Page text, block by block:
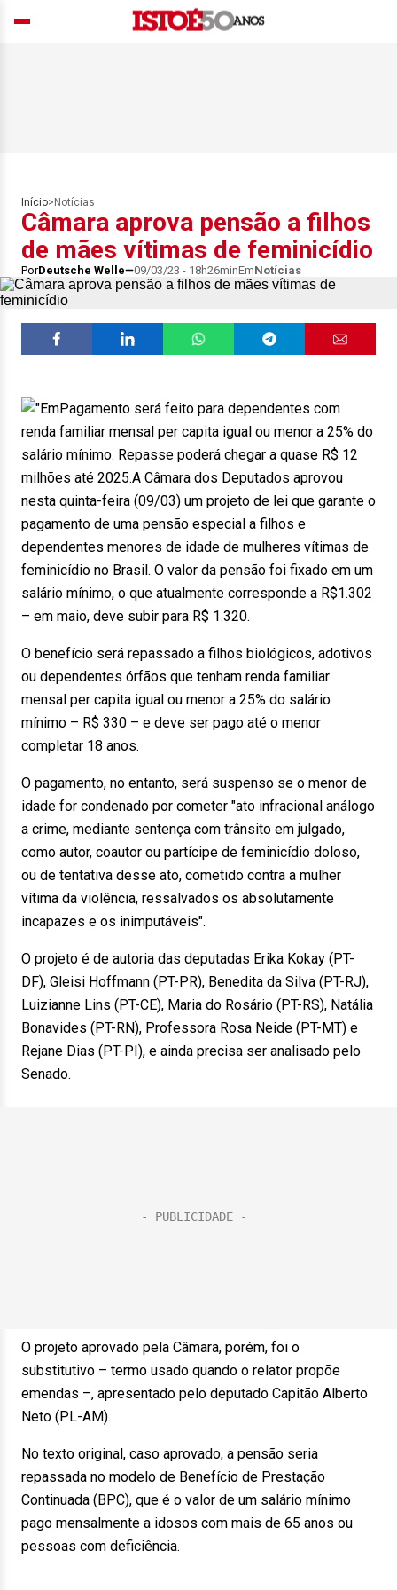
Início> Notícias
Câmara aprova pensão a filhos
de mães vítimas de feminicídio
PorDeutsche Welle 09/03/23 - 18h26minEmNotícias
Pagamento será feito para dependentes com
renda familiar mensal per capita igual ou menor a 25% do
salário mínimo. Repasse poderá chegar a quase R$ 12
milhões até 2025.A Câmara dos Deputados aprovou
nesta quinta-feira (09/03) um projeto de lei que garante o
pagamento de uma pensão especial a filhos e
dependentes menores de idade de mulheres vítimas de
feminicídio no Brasil. O valor da pensão foi fixado em um
salário mínimo, o que atualmente corresponde a R$1.302
– em maio, deve subir para R$ 1.320.
O benefício será repassado a filhos biológicos, adotivos
ou dependentes órfãos que tenham renda familiar
mensal per capita igual ou menor a 25% do salário
mínimo – R$ 330 – e deve ser pago até o menor
completar 18 anos.
O pagamento, no entanto, será suspenso se o menor de
idade for condenado por cometer "ato infracional análogo
a crime, mediante sentença com trânsito em julgado,
como autor, coautor ou partícipe de feminicídio doloso,
ou de tentativa desse ato, cometido contra a mulher
vítima da violência, ressalvados os absolutamente
incapazes e os inimputáveis".
O projeto é de autoria das deputadas Erika Kokay (PT-
DF), Gleisi Hoffmann (PT-PR), Benedita da Silva (PT-RJ),
Luizianne Lins (PT-CE), Maria do Rosário (PT-RS), Natália
Bonavides (PT-RN), Professora Rosa Neide (PT-MT) e
Rejane Dias (PT-PI), e ainda precisa ser analisado pelo
Senado.
O projeto aprovado pela Câmara, porém, foi o
substitutivo – termo usado quando o relator propõe
emendas –, apresentado pelo deputado Capitão Alberto
Neto (PL-AM).
No texto original, caso aprovado, a pensão seria
repassada no modelo de Benefício de Prestação
Continuada (BPC), que é o valor de um salário mínimo
pago mensalmente a idosos com mais de 65 anos ou
pessoas com deficiência.